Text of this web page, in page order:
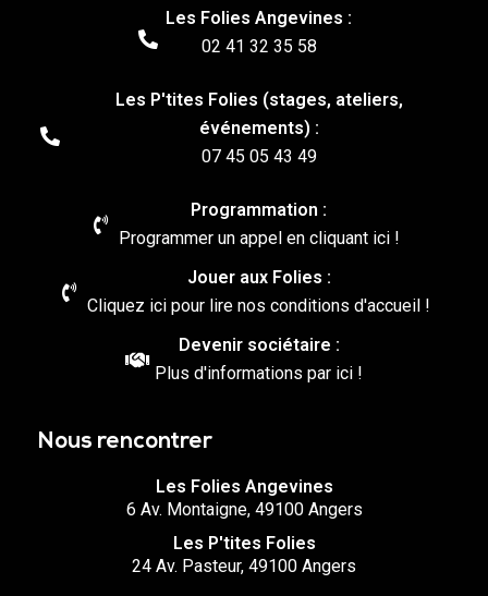
Les Folies Angevines :
02 41 32 35 58
Les P'tites Folies (stages, ateliers,
événements) :
07 45 05 43 49
Programmation :
Programmer un appel en cliquant ici !
Jouer aux Folies :
Cliquez ici pour lire nos conditions d'accueil !
Devenir sociétaire :
Plus d'informations par ici !
Nous rencontrer
Les Folies Angevines
6 Av. Montaigne, 49100 Angers
Les P'tites Folies
24 Av. Pasteur, 49100 Angers